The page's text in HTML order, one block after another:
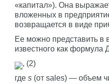
«капитал»). Она
вложенных в
возвращается в виде
Ее можно представить в
известного как формула
, (2)
где s (от sales) — объем